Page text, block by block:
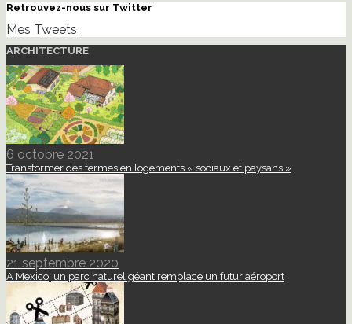
Retrouvez-nous sur Twitter
Mes Tweets
ARCHITECTURE
6 octobre 2021
Transformer des fermes en logements « sociaux et paysans »
21 septembre 2020
A Mexico, un parc naturel géant remplace un futur aéroport